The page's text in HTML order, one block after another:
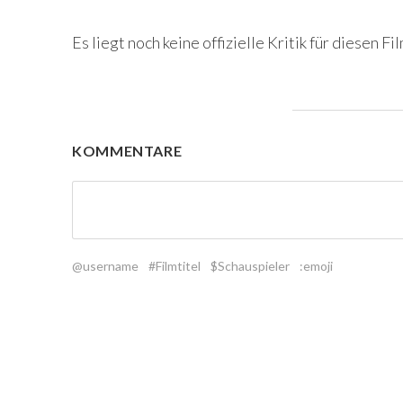
Es liegt noch keine offizielle Kritik für diesen
KOMMENTARE
@username #Filmtitel $Schauspieler :emoji